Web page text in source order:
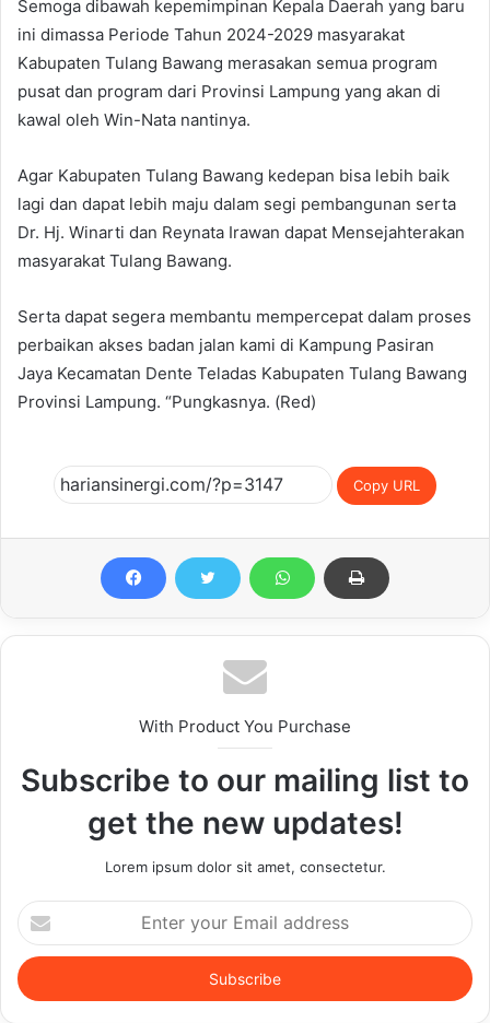
Semoga dibawah kepemimpinan Kepala Daerah yang baru
ini dimassa Periode Tahun 2024-2029 masyarakat
Kabupaten Tulang Bawang merasakan semua program
pusat dan program dari Provinsi Lampung yang akan di
kawal oleh Win-Nata nantinya.
Agar Kabupaten Tulang Bawang kedepan bisa lebih baik
lagi dan dapat lebih maju dalam segi pembangunan serta
Dr. Hj. Winarti dan Reynata Irawan dapat Mensejahterakan
masyarakat Tulang Bawang.
Serta dapat segera membantu mempercepat dalam proses
perbaikan akses badan jalan kami di Kampung Pasiran
Jaya Kecamatan Dente Teladas Kabupaten Tulang Bawang
Provinsi Lampung. “Pungkasnya. (Red)
Copy URL
With Product You Purchase
Subscribe to our mailing list to
get the new updates!
Lorem ipsum dolor sit amet, consectetur.
Enter
your
Email
address